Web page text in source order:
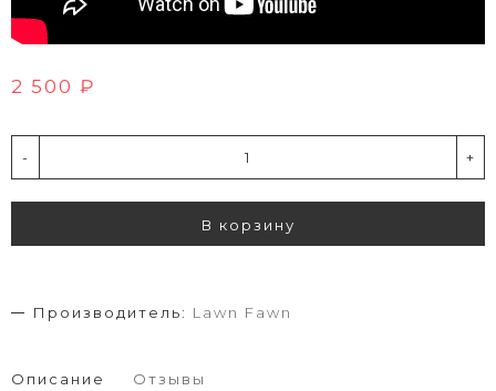
2 500 ₽
- +
В корзину
Производитель: Lawn Fawn
Описание Отзывы